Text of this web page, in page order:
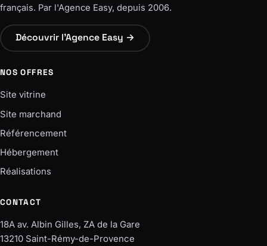
français. Par l'Agence Easy, depuis 2006.
Découvrir l'Agence Easy →
NOS OFFRES
Site vitrine
Site marchand
Référencement
Hébergement
Réalisations
CONTACT
18A av. Albin Gilles, ZA de la Gare
13210 Saint-Rémy-de-Provence